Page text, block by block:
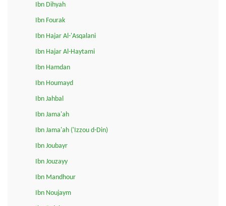
Ibn Dihyah
Ibn Fourak
Ibn Hajar Al-'Asqalani
Ibn Hajar Al-Haytami
Ibn Hamdan
Ibn Houmayd
Ibn Jahbal
Ibn Jama'ah
Ibn Jama'ah ('Izzou d-Din)
Ibn Joubayr
Ibn Jouzayy
Ibn Mandhour
Ibn Noujaym